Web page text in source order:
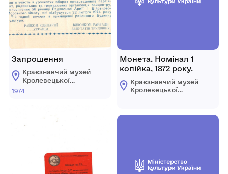
Запрошення
Краєзнавчий музей
Кролевецької
міської ради
1974
Монета. Номінал 1
копійка, 1872 року.
Краєзнавчий музей
Кролевецької